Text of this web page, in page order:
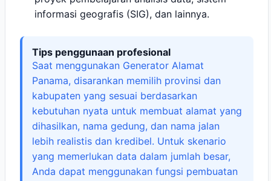
informasi geografis (SIG), dan lainnya.
Tips penggunaan profesional
Saat menggunakan Generator Alamat
Panama, disarankan memilih provinsi dan
kabupaten yang sesuai berdasarkan
kebutuhan nyata untuk membuat alamat yang
dihasilkan, nama gedung, dan nama jalan
lebih realistis dan kredibel. Untuk skenario
yang memerlukan data dalam jumlah besar,
Anda dapat menggunakan fungsi pembuatan